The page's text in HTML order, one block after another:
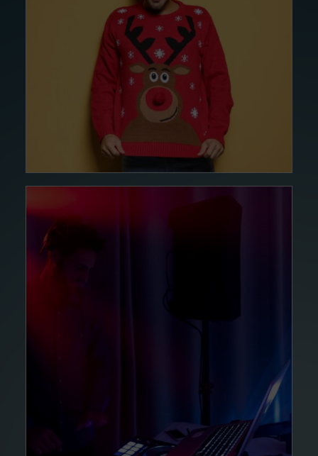
16 DÉC. 24
Animé par…
Lire la suite